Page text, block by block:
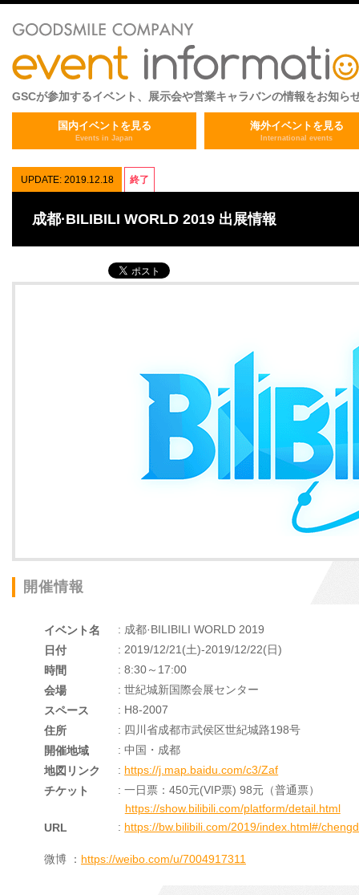
GSCが参加するイベント、展示会や営業キャラバンの情報をお知ら
国内イベントを見る
Events in Japan
海外イベントを見る
International events
UPDATE: 2019.12.18 終了
成都·BILIBILI WORLD 2019 出展情報
開催情報
イベント名
: 成都·BILIBILI WORLD 2019
日付
: 2019/12/21(土)-2019/12/22(日)
時間
: 8:30～17:00
会場
: 世紀城新国際会展センター
スペース
: H8-2007
住所
: 四川省成都市武侯区世紀城路198号
開催地域
: 中国・成都
地図リンク
: https://j.map.baidu.com/c3/Zaf
チケット
: 一日票：450元(VIP票) 98元（普通票）
https://show.bilibili.com/platform/detail.html
URL
: https://bw.bilibili.com/2019/index.html#/
微博 ： https://weibo.com/u/7004917311